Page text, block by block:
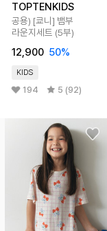
TOPTENKIDS
공용) [쿄니] 뱀부
라운지세트 (5부)
12,900 50%
KIDS
194 5 (92)